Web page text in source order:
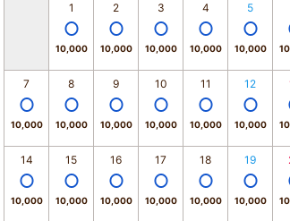
1
10,000
2
10,000
3
10,000
4
10,000
5
10,000
7
10,000
8
10,000
9
10,000
10
10,000
11
10,000
12
10,000
14
10,000
15
10,000
16
10,000
17
10,000
18
10,000
19
10,000